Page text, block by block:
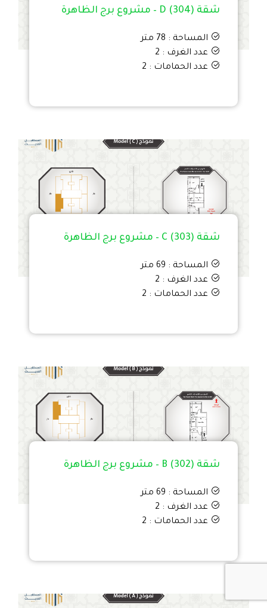
شقة D (304) – مشروع برج الظاهرة
المساحة : 78 متر
عدد الغرف : 2
عدد الحمامات : 2
شقة C (303) – مشروع برج الظاهرة
المساحة : 69 متر
عدد الغرف : 2
عدد الحمامات : 2
شقة B (302) – مشروع برج الظاهرة
المساحة : 69 متر
عدد الغرف : 2
عدد الحمامات : 2